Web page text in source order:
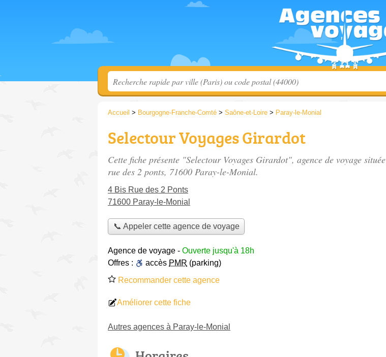
Accueil > Bourgogne-Franche-Comté > Saône-et-Loire > Paray-le-Monial
Selectour Voyages Girardot
Cette fiche présente "Selectour Voyages Girardot", agence de voyage située
rue des 2 ponts, 71600 Paray-le-Monial.
4 Bis Rue des 2 Ponts
71600 Paray-le-Monial
📞 Appeler cette agence de voyage
Agence de voyage - Ouverte jusqu'à 18h
Offres :
accès PMR (parking)
Recommander cette agence
Améliorer cette fiche
Autres agences à Paray-le-Monial